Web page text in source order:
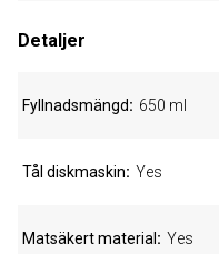
Detaljer
Fyllnadsmängd 650 ml
Tål diskmaskin Yes
Matsäkert material Yes